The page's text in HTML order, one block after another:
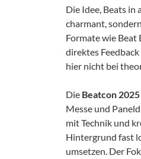
Die Idee, Beats
charmant,
Formate wie Beat
direktes
hier nicht bei
Die Beatcon 2025
Messe und
mit Technik und
Hintergrund fast
umsetzen. Der